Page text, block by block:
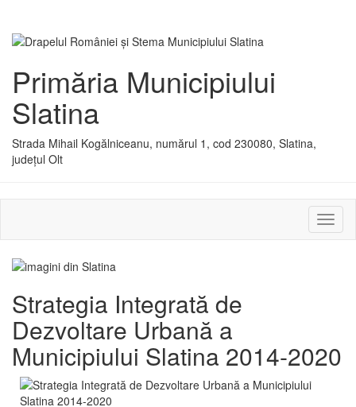
Primăria Municipiului
Slatina
Strada Mihail Kogălniceanu, numărul 1, cod 230080, Slatina,
județul Olt
sau
Strategia Integrată de
Dezvoltare Urbană a
Municipiului Slatina 2014-2020